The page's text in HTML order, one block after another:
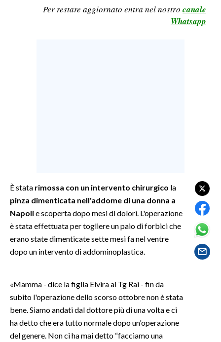
GOSSIP
NOTIZIE
EVENTI
#CARAUNIONE
Per restare aggiornato entra nel nostro canale
Whatsapp
È stata rimossa con un intervento chirurgico la
pinza dimenticata nell'addome di una donna a
Napolie scoperta dopo mesi di dolori. L'operazione
è stata effettuata per togliere un paio di forbici che
erano state dimenticate sette mesi fa nel ventre
dopo un intervento di addominoplastica.
«Mamma - dice la figlia Elvira ai Tg Rai - fin da
subito l'operazione dello scorso ottobre non è stata
bene. Siamo andati dal dottore più di una volta e ci
ha detto che era tutto normale dopo un'operazione
del genere. Non ci ha mai detto “facciamo una